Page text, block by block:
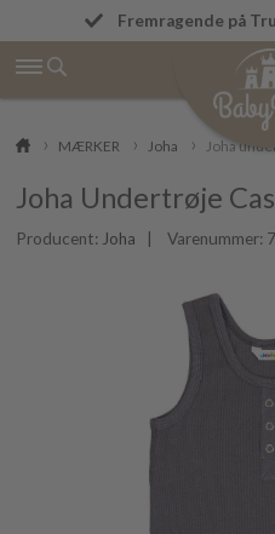
Betal først
MÆRKER Joha Joha
Joha Undertrøje
Producent: Joha | Varenummer: